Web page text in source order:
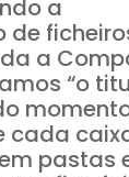
a
de
a
“o
cada
pastas